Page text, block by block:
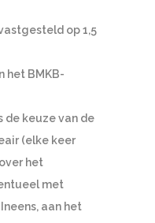
op 1,5
het BMKB-
de keuze van de
(elke keer
het
met
aan het